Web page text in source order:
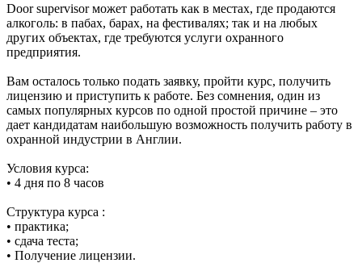
Door supervisor может работать как в местах, где продаются
алкоголь: в пабах, барах, на фестивалях; так и на любых
других объектах, где требуются услуги охранного
предприятия.
Вам осталось только подать заявку, пройти курс, получить
лицензию и приступить к работе. Без сомнения, один из
самых популярных курсов по одной простой причине – это
дает кандидатам наибольшую возможность получить работу в
охранной индустрии в Англии.
Условия курса:
• 4 дня по 8 часов
Структура курса :
• практика;
• сдача теста;
• Получение лицензии.